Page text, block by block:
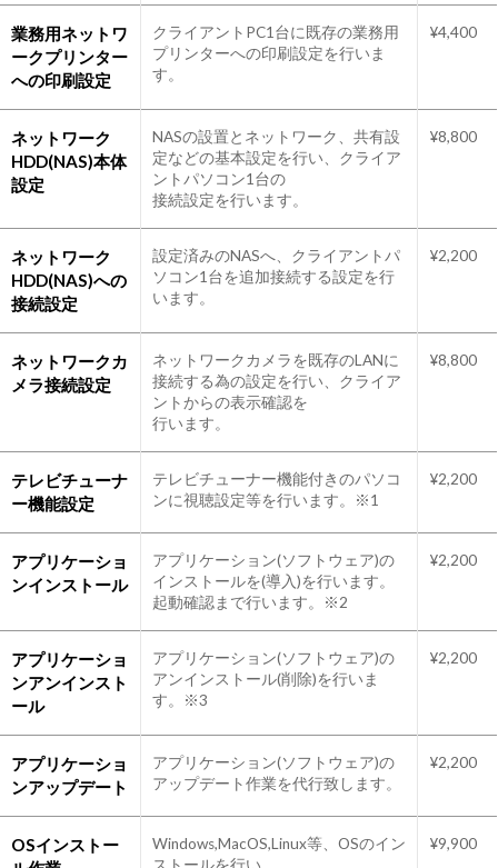
業務用ネットワ
ークプリンター
への印刷設定
クライアントPC1台に既存の業務用
プリンターへの印刷設定を行いま
す。
¥4,400
ネットワーク
HDD(NAS)本体
設定
NASの設置とネットワーク、共有設
定などの基本設定を行い、クライア
ントパソコン1台の
接続設定を行います。
¥8,800
ネットワーク
HDD(NAS)への
接続設定
設定済みのNASへ、クライアントパ
ソコン1台を追加接続する設定を行
います。
¥2,200
ネットワークカ
メラ接続設定
ネットワークカメラを既存のLANに
接続する為の設定を行い、クライア
ントからの表示確認を
行います。
¥8,800
テレビチューナ
ー機能設定
テレビチューナー機能付きのパソコ
ンに視聴設定等を行います。※1
¥2,200
アプリケーショ
ンインストール
アプリケーション(ソフトウェア)の
インストールを(導入)を行います。
起動確認まで行います。※2
¥2,200
アプリケーショ
ンアンインスト
ール
アプリケーション(ソフトウェア)の
アンインストール(削除)を行いま
す。※3
¥2,200
アプリケーショ
ンアップデート
アプリケーション(ソフトウェア)の
アップデート作業を代行致します。
¥2,200
OSインストー
Windows,MacOS,Linux等、OSのイン
¥9,900